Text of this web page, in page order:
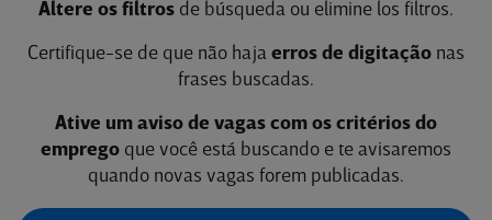
Altere os filtros de búsqueda ou elimine los filtros.
Certifique-se de que não haja erros de digitação nas
frases buscadas.
Ative um aviso de vagas com os critérios do
emprego que você está buscando e te avisaremos
quando novas vagas forem publicadas.